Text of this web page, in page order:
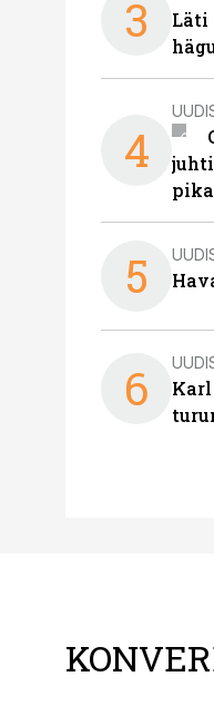
3
Läti
4
5
6
Karl